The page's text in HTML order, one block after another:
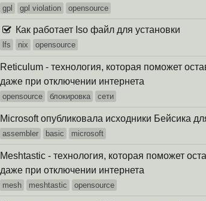
gpl gpl violation opensource
Как работает Iso файл для установки
lfs nix opensource
Reticulum - технология, которая поможет
даже при отключении интернета
opensource блокировка сети
Microsoft опубликовала исходники Бейсика
assembler basic microsoft
Meshtastic - технология, которая поможет
даже при отключении интернета
mesh meshtastic opensource